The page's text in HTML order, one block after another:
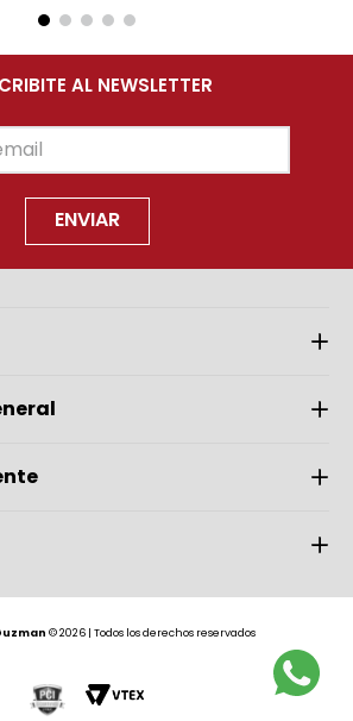
AL NEWSLETTER
ENVIAR
© 2026 | Todos los derechos reservados